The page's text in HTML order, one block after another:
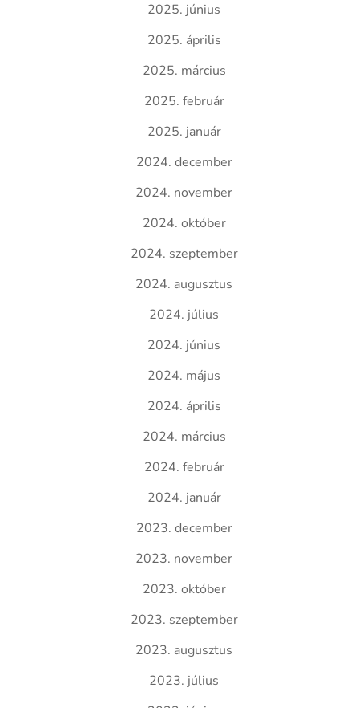
2025. június
2025. április
2025. március
2025. február
2025. január
2024. december
2024. november
2024. október
2024. szeptember
2024. augusztus
2024. július
2024. június
2024. május
2024. április
2024. március
2024. február
2024. január
2023. december
2023. november
2023. október
2023. szeptember
2023. augusztus
2023. július